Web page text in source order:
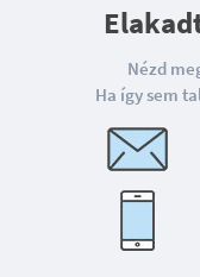
Nézd
Ha így sem